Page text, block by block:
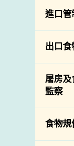
食
系統
基因
資料
食物
估
食物
理
食
會
消費
進口管
食
分銷
絡內
進口
口
出口食
出口
出口
出
息
屠房及
監察
規管
獸醫
物
食物規